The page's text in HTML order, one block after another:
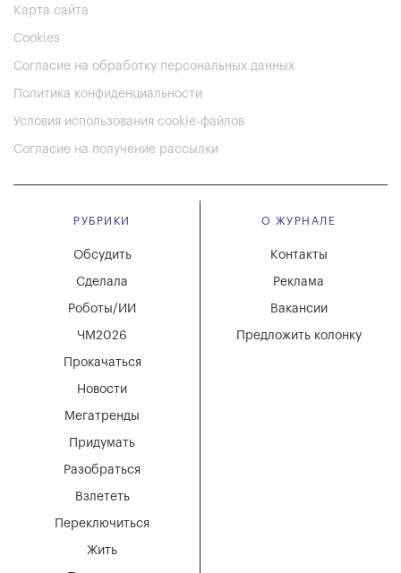
Карта сайта
Cookies
Согласие на обработку персональных данных
Политика конфиденциальности
Условия использования cookie-файлов
Согласие на получение рассылки
РУБРИКИ
Мегатренды
Придумать
Разобраться
Взлететь
Новости
Переключиться
Жить
Обсудить
Сделала
Роботы/ИИ
ЧМ2026
Прокачаться
О ЖУРНАЛЕ
Вакансии
Реклама
Контакты
Предложить колонку